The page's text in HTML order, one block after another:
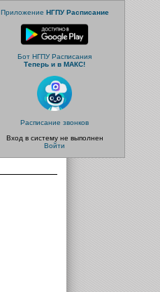
Приложение НГПУ Расписание
Бот НГПУ Расписания
Теперь и в МАКС!
Расписание звонков
Вход в систему не выполнен
Войти